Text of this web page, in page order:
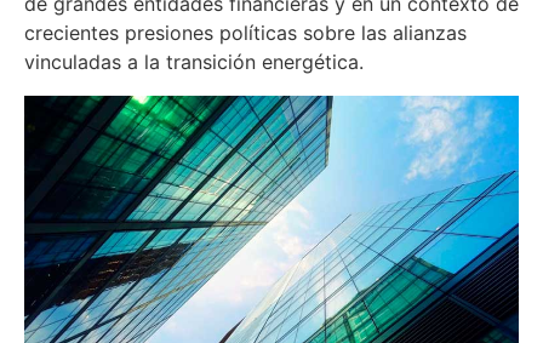
crecientes presiones políticas sobre las alianzas
vinculadas a la transición energética.